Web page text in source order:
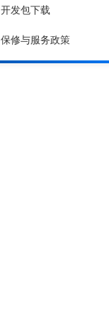
开发包下载
保修与服务政策